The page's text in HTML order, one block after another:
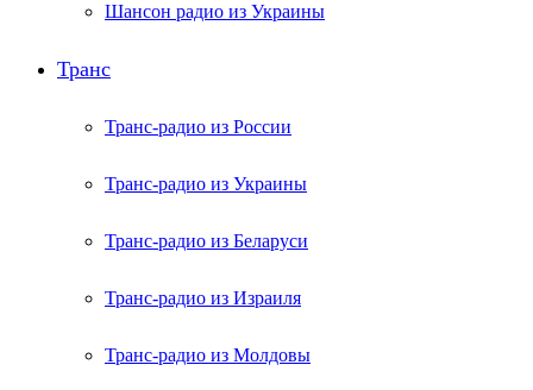
Шансон радио из Украины
Транс
Транс-радио из России
Транс-радио из Украины
Транс-радио из Беларуси
Транс-радио из Израиля
Транс-радио из Молдовы